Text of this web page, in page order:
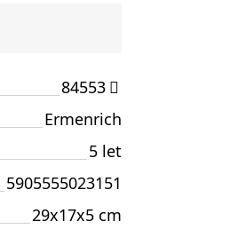
84553
Ermenrich
5 let
5905555023151
29x17x5 cm